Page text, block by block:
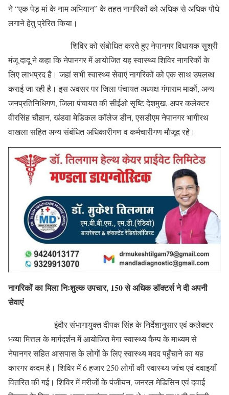
ने “एक पेड़ मां के नाम अभियान” के तहत नागरिकों को अधिक से अधिक पौधे
लगाने हेतु प्रेरित किया।
शिविर को संबोधित करते हुए नेपानगर विधायक सुश्री
मंजू दादू ने कहा कि नेपानगर में आयोजित यह स्वास्थ्य शिविर नागरिकों के
लिए लाभप्रद है। जहां सभी स्वास्थ्य सेवाएं नागरिकों को एक साथ उपलब्ध
कराई जा रही है। इस अवसर पर जिला पंचायत अध्यक्ष गंगाराम मार्को, अन्य
जनप्रतिनिधिगण, जिला पंचायत की सीईओ सृष्टि देशमुख, अपर कलेक्टर
वीरसिंह चौहान, खंडवा मेडिकल कॉलेज डीन, एसडीएम नेपानगर भागीरथ
वाखला सहित अन्य संबंधित अधिकारीगण व कर्मचारीगण मौजूद रहे।
नागरिकों का मिला निःशुल्क उपचार, 150 से अधिक डॉक्टर्स ने दी अपनी
सेवाएं
इंदौर संभागायुक्त दीपक सिंह के निर्देशानुसार एवं कलेक्टर
भव्या मित्तल के मार्गदर्शन में आयोजित मेगा स्वास्थ्य कैम्प के माध्यम से
नेपानगर सहित आसपास के लोगों के लिए स्वास्थ्य मदद पहुँचाने का यह
कारगर कदम है। शिविर में 6 हजार 250 लोगों की स्वास्थ्य जांच एवं दवाइयाँ
वितरित की गई। शिविर में मरीजों के पंजीयन, जनरल मेडिसिन एवं दवाई